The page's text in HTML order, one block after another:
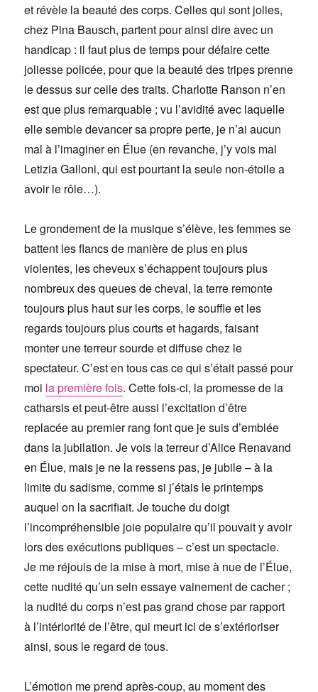
et révèle la beauté des corps. Celles qui sont jolies,
chez Pina Bausch, partent pour ainsi dire avec un
handicap : il faut plus de temps pour défaire cette
joliesse policée, pour que la beauté des tripes prenne
le dessus sur celle des traits. Charlotte Ranson n’en
est que plus remarquable ; vu l’avidité avec laquelle
elle semble devancer sa propre perte, je n’ai aucun
mal à l’imaginer en Élue (en revanche, j’y vois mal
Letizia Galloni, qui est pourtant la seule non-étoile a
avoir le rôle…).
Le grondement de la musique s’élève, les femmes se
battent les flancs de manière de plus en plus
violentes, les cheveux s’échappent toujours plus
nombreux des queues de cheval, la terre remonte
toujours plus haut sur les corps, le souffle et les
regards toujours plus courts et hagards, faisant
monter une terreur sourde et diffuse chez le
spectateur. C’est en tous cas ce qui s’était passé pour
moi la première fois. Cette fois-ci, la promesse de la
catharsis et peut-être aussi l’excitation d’être
replacée au premier rang font que je suis d’emblée
dans la jubilation. Je vois la terreur d’Alice Renavand
en Élue, mais je ne la ressens pas, je jubile – à la
limite du sadisme, comme si j’étais le printemps
auquel on la sacrifiait. Je touche du doigt
l’incompréhensible joie populaire qu’il pouvait y avoir
lors des exécutions publiques – c’est un spectacle.
Je me réjouis de la mise à mort, mise à nue de l’Élue,
cette nudité qu’un sein essaye vainement de cacher ;
la nudité du corps n’est pas grand chose par rapport
à l’intériorité de l’être, qui meurt ici de s’extérioriser
ainsi, sous le regard de tous.
L’émotion me prend après-coup, au moment des